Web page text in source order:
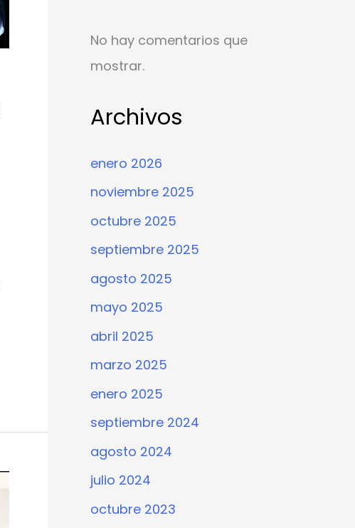
No hay comentarios que
mostrar.
Archivos
enero 2026
noviembre 2025
octubre 2025
septiembre 2025
agosto 2025
mayo 2025
abril 2025
marzo 2025
enero 2025
septiembre 2024
agosto 2024
julio 2024
octubre 2023